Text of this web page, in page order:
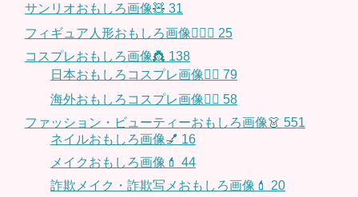
サンリオおもしろ画像🧸 31
フィギュア人形おもしろ画像🧍🏼‍♂️ 25
コスプレおもしろ画像👸 138
日本おもしろコスプレ画像🧝‍♀️ 79
海外おもしろコスプレ画像🧝‍♂️ 58
ファッション・ビューティーおもしろ画像👗 551
ネイルおもしろ画像💅 16
メイクおもしろ画像💄 44
詐欺メイク・詐欺写メおもしろ画像💄 20